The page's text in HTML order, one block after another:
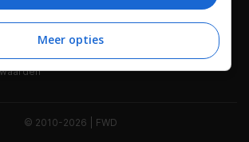
Contact
© 2010-2026 | FWD
deze pagina of in het sitemenu naar
te beheren of in te trekken via de
instellingen.
Meer opties